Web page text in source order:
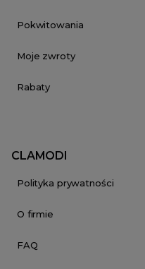
Pokwitowania
Moje zwroty
Rabaty
CLAMODI
Polityka prywatności
O firmie
FAQ